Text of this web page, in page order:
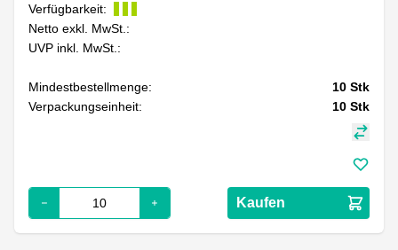
Verfügbarkeit:
Netto exkl. MwSt.:
UVP inkl. MwSt.:
Mindestbestellmenge: 10 Stk
Verpackungseinheit:
10 Stk
Kaufen